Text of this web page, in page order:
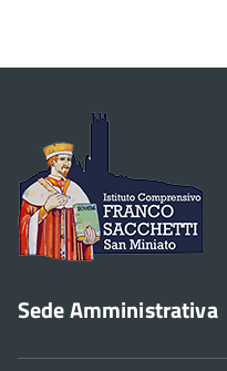
Sede Amministrativa